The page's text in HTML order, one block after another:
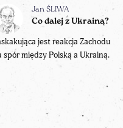
Jan ŚLIWA
Co dalej z Ukrainą?
jest reakcja Zachodu
spór między Polską a Ukrainą.